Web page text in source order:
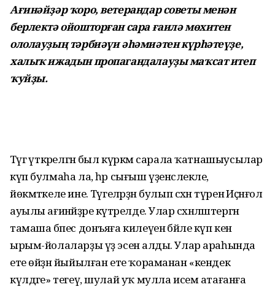
Ағинәйҙәр ҡоро, ветерандар советы менән
берлектә ойошторған сара ғаилә мөхитен
ололауҙың тәрбиәүи әһәмиәтен күрһәтеүҙе,
халыҡ ижадын пропагандалауҙы маҡсат итеп
ҡуйҙы.
Тәүгә үткәрелгән был күркәм сарала ҡатнашыусылар
күп булмаһа ла, һәр сығыш үҙенсәлекле,
йөкмәткеле ине. Тәүгеләрҙән булып сәхнә түренә Иҫәнғол
ауылы ағинәйҙәре күтәрелде. Улар сәхнәләштергән
тамаша бәпес донъяға килеүенә бәйле күп кенә
ырым-йолаларҙы үҙ эсенә алды. Улар араһында
ете өйҙән йыйылған ете ҡораманан «кендек
күлдәге» тегеү, шулай уҡ мулла исем атағанға